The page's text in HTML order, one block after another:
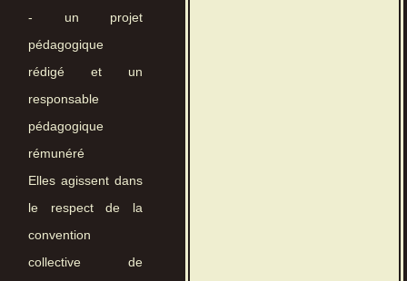
- un projet
pédagogique
rédigé et un
responsable
pédagogique
rémunéré
Elles agissent dans
le respect de la
convention
collective de